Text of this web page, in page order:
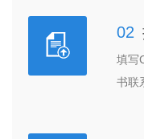
02
填写
书联